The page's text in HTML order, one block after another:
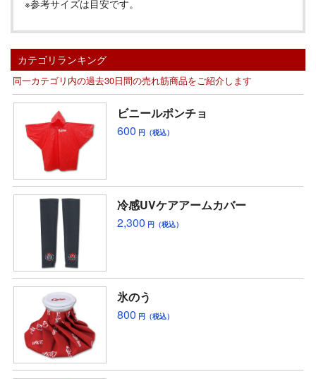
※参考サイズは目安です。
カテゴリランキング
同一カテゴリ内の過去30日間の売れ筋商品をご紹介します
ビニールポンチョ
600 円（税込）
冷感UVケアアームカバー
2,300 円（税込）
氷のう
800 円（税込）